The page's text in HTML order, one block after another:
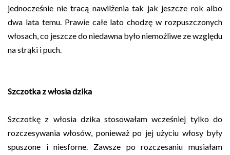
jednocześnie nie tracą nawilżenia tak jak jeszcze rok albo
dwa lata temu. Prawie całe lato chodzę w rozpuszczonych
włosach, co jeszcze do niedawna było niemożliwe ze względu
na strąki i puch.
Szczotka z włosia dzika
Szczotkę z włosia dzika stosowałam wcześniej tylko do
rozczesywania włosów, ponieważ po jej użyciu włosy były
spuszone i niesforne. Zawsze po rozczesaniu musiałam